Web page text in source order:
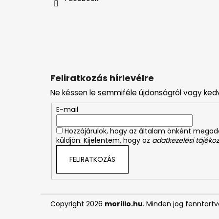
Feliratkozás hírlevélre
Ne késsen le semmiféle újdonságról vagy
E-mail
Hozzájárulok, hogy az általam önként
küldjön. Kijelentem, hogy az adatkezelési
FELIRATKOZÁS
Copyright 2026 morillo.hu. Minden jog